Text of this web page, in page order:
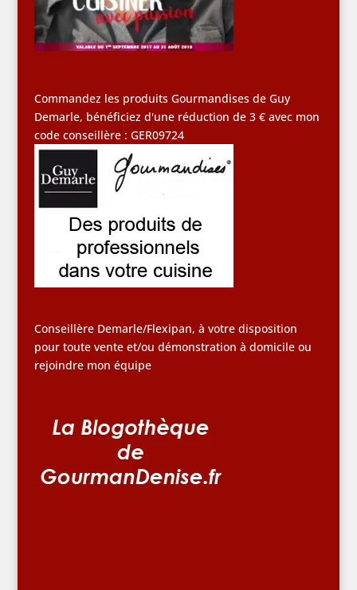
Commandez les produits Gourmandises de Guy
Demarle, bénéficiez d'une réduction de 3 € avec mon
code conseillère : GER09724
Conseillère Demarle/Flexipan, à votre disposition
pour toute vente et/ou démonstration à domicile ou
rejoindre mon équipe